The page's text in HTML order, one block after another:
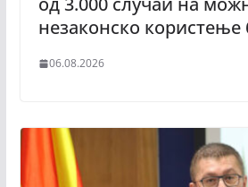
незаконско
06.08.2026